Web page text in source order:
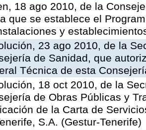
18 ago 2010, de la
que se establece el
y
23 ago 2010, de la
de Sanidad, que
Técnica de esta
18 oct 2010, de la
de Obras Públicas y
de la Carta de
S.A. (Gestur-Tenerife)